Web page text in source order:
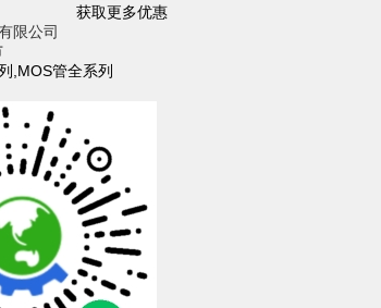
获取更多优惠
限公司
,MOS管全系列